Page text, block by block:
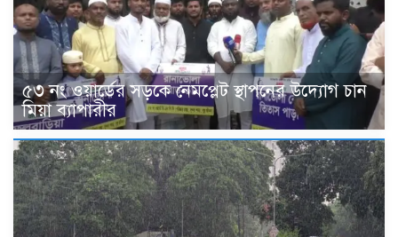
৫৩ নং ওয়ার্ডের সড়কে নেমপ্লেট স্থাপনের উদ্যোগ চান
মিয়া ব্যাপারীর